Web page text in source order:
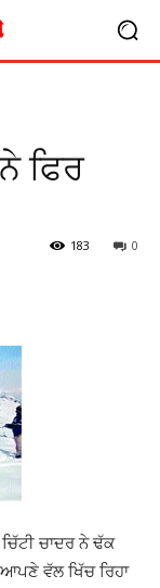
ਫਿਰ
0
183
ਚਾਦਰ ਨੇ ਢੱਕ
ਵੱਲ ਖਿੱਚ ਰਿਹਾ